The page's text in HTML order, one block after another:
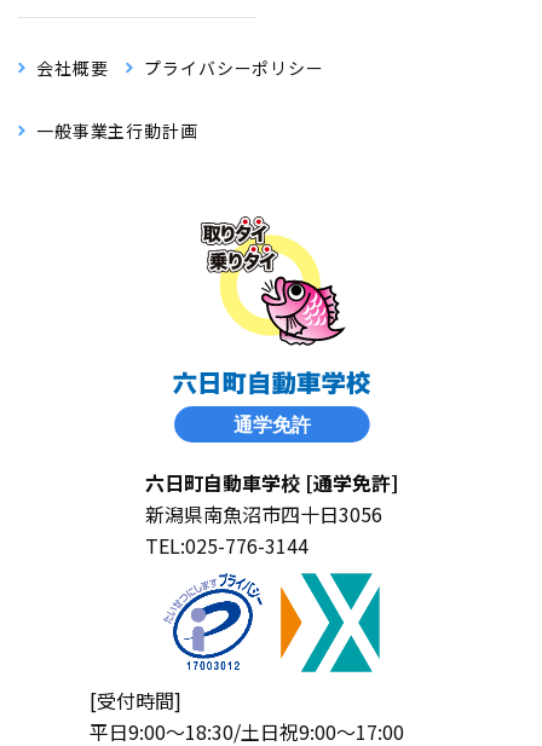
会社概要 プライバシーポリシー
一般事業主行動計画
六日町自動車学校 [通学免許]
新潟県南魚沼市四十日3056
TEL:025-776-3144
[受付時間]
平日9:00〜18:30/土日祝9:00〜17:00